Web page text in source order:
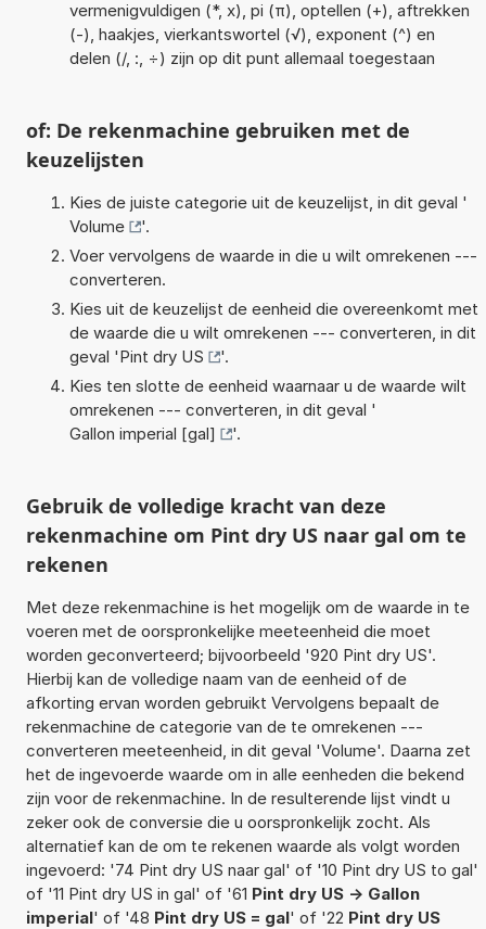
vermenigvuldigen (*, x), pi (π), optellen (+), aftrekken
(-), haakjes, vierkantswortel (√), exponent (^) en
delen (/, :, ÷) zijn op dit punt allemaal toegestaan
of: De rekenmachine gebruiken met de
keuzelijsten
Kies de juiste categorie uit de keuzelijst, in dit geval '
Volume
'.
Voer vervolgens de waarde in die u wilt omrekenen ---
converteren.
Kies uit de keuzelijst de eenheid die overeenkomt met
de waarde die u wilt omrekenen --- converteren, in dit
geval 'Pint dry US
'.
Kies ten slotte de eenheid waarnaar u de waarde wilt
omrekenen --- converteren, in dit geval '
Gallon imperial [gal]
'.
Gebruik de volledige kracht van deze
rekenmachine om Pint dry US naar gal om te
rekenen
Met deze rekenmachine is het mogelijk om de waarde in te
voeren met de oorspronkelijke meeteenheid die moet
worden geconverteerd; bijvoorbeeld '920 Pint dry US'.
Hierbij kan de volledige naam van de eenheid of de
afkorting ervan worden gebruikt Vervolgens bepaalt de
rekenmachine de categorie van de te omrekenen ---
converteren meeteenheid, in dit geval 'Volume'. Daarna zet
het de ingevoerde waarde om in alle eenheden die bekend
zijn voor de rekenmachine. In de resulterende lijst vindt u
zeker ook de conversie die u oorspronkelijk zocht. Als
alternatief kan de om te rekenen waarde als volgt worden
ingevoerd: '74 Pint dry US naar gal' of '10 Pint dry US to gal'
of '11 Pint dry US in gal' of '61 Pint dry US -> Gallon
imperial' of '48 Pint dry US = gal' of '22 Pint dry US